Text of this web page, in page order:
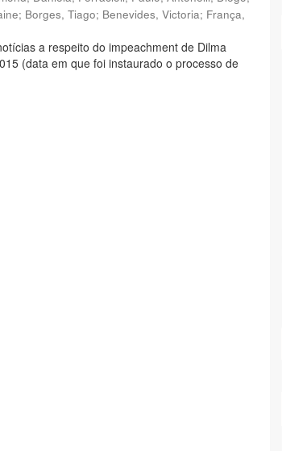
; Borges, Tiago; Benevides, Victoria; França,
a respeito do impeachment de Dilma
(data em que foi instaurado o processo de